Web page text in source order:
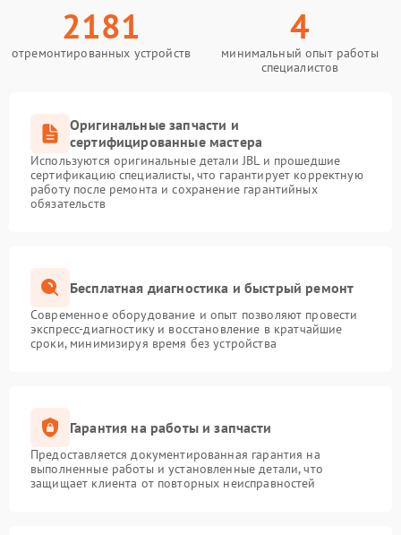
2181
отремонтированных устройств
4
минимальный опыт работы
специалистов
Оригинальные запчасти и
сертифицированные мастера
Используются оригинальные детали JBL и прошедшие
сертификацию специалисты, что гарантирует корректную
работу после ремонта и сохранение гарантийных
обязательств
Бесплатная диагностика и быстрый ремонт
Современное оборудование и опыт позволяют провести
экспресс-диагностику и восстановление в кратчайшие
сроки, минимизируя время без устройства
Гарантия на работы и запчасти
Предоставляется документированная гарантия на
выполненные работы и установленные детали, что
защищает клиента от повторных неисправностей